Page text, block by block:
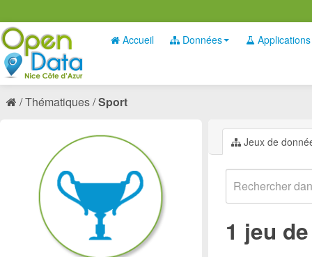
Accueil Données Applications
Thématiques Sport
Jeux de
1 jeu